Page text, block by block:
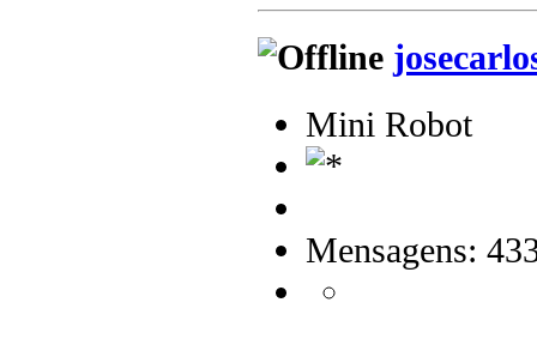
Mini Robot
Mensagens: